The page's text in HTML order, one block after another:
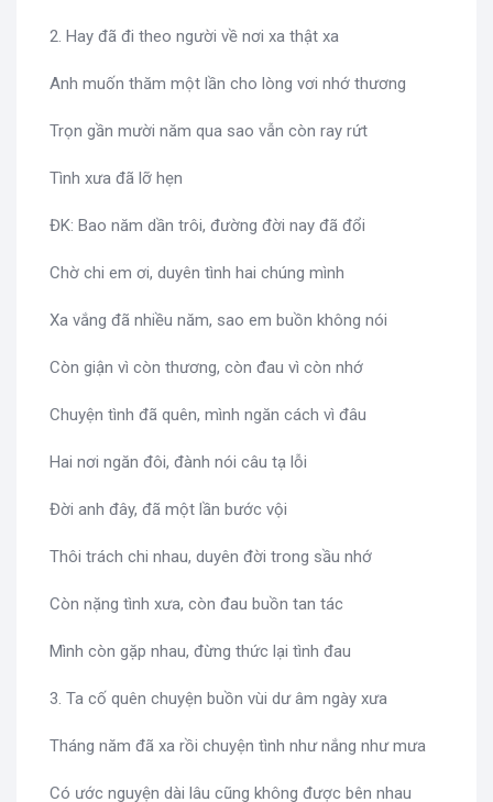
2. Hay đã đi theo người về nơi xa thật xa
Anh muốn thăm một lần cho lòng vơi nhớ thương
Trọn gần mười năm qua sao vẫn còn ray rứt
Tình xưa đã lỡ hẹn
ĐK: Bao năm dần trôi, đường đời nay đã đổi
Chờ chi em ơi, duyên tình hai chúng mình
Xa vắng đã nhiều năm, sao em buồn không nói
Còn giận vì còn thương, còn đau vì còn nhớ
Chuyện tình đã quên, mình ngăn cách vì đâu
Hai nơi ngăn đôi, đành nói câu tạ lỗi
Đời anh đây, đã một lần bước vội
Thôi trách chi nhau, duyên đời trong sầu nhớ
Còn nặng tình xưa, còn đau buồn tan tác
Mình còn gặp nhau, đừng thức lại tình đau
3. Ta cố quên chuyện buồn vùi dư âm ngày xưa
Tháng năm đã xa rồi chuyện tình như nắng như mưa
Có ước nguyện dài lâu cũng không được bên nhau